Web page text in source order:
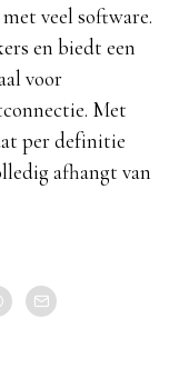
veel software.
en biedt een
voor
Met
per definitie
afhangt van